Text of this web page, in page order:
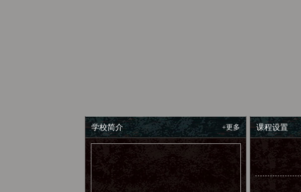
学校简介 +更多 课程设置